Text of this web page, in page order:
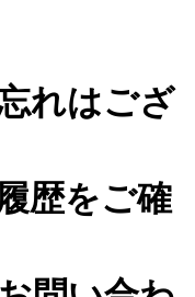
れはござ
歴をご確